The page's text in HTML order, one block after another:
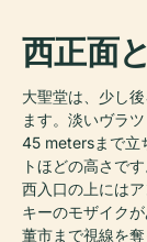
西正面
大聖堂は、少し
ます。淡いヴラ
45 metersまで立
トほどの高さで
西入口の上には
キーのモザイク
董市まで視線を